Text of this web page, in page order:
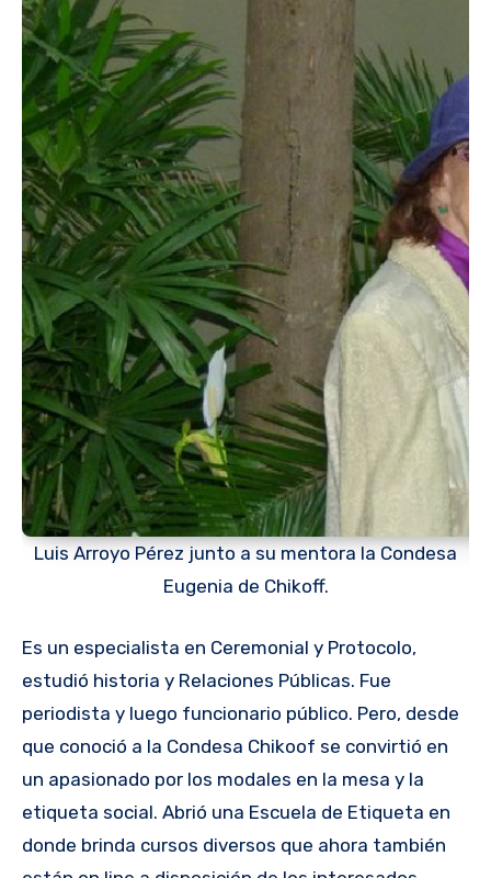
Luis Arroyo Pérez junto a su mentora la Condesa
Eugenia de Chikoff.
Es un especialista en Ceremonial y Protocolo,
estudió historia y Relaciones Públicas. Fue
periodista y luego funcionario público. Pero, desde
que conoció a la Condesa Chikoof se convirtió en
un apasionado por los modales en la mesa y la
etiqueta social. Abrió una Escuela de Etiqueta en
donde brinda cursos diversos que ahora también